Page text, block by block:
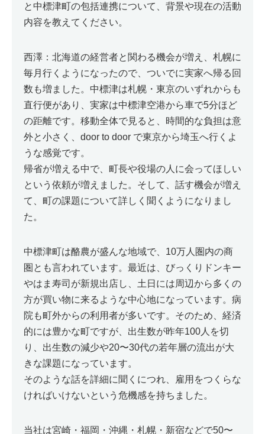
と中標津町の包括連携について、背景や現在の活動
内容を教えてください。
西澤：北海道の経営者と関わる機会が増え、札幌に
毎月行くようになったので、ついでに実家へ帰る回
数も増ました。中標津は札幌・東京のいずれからも
直行便があり、実家は中標津空港から車で5分ほど
の距離です。移動全体で見ると、時間的な負担は意
外と小さく、door to door で東京から埼玉へ行くよ
うな感覚です。
帰省が増える中で、町長や役場の人に会ってほしい
という依頼が増えました。そして、話す機会が増え
て、町の課題について詳しく聞くようになりまし
た。
中標津町は酪農が盛んな地域で、10万人圏内の商
圏とも言われています。最近は、びっくりドンキー
やはま寿司が新規出店し、土日には周辺から多くの
方が買い物に来るような中心地になっています。病
院も町外からの利用者が多いです。そのため、経済
的には豊かな町ですが、出生数が昨年100人を切
り、出生数の減少や20〜30代の若年層の流出が大
きな課題になっています。
そのような話を詳細に聞くにつれ、雇用をつくらな
ければいけないという危機感を持ちました。
当社は宮崎・福岡・沖縄・札幌・新宿などで50〜